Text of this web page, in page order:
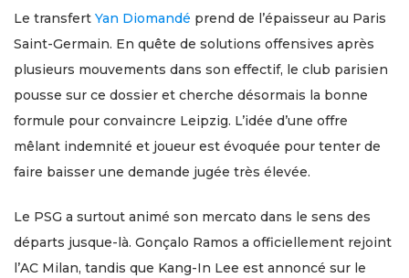
Le transfert Yan Diomandé prend de l’épaisseur au Paris
Saint-Germain. En quête de solutions offensives après
plusieurs mouvements dans son effectif, le club parisien
pousse sur ce dossier et cherche désormais la bonne
formule pour convaincre Leipzig. L’idée d’une offre
mêlant indemnité et joueur est évoquée pour tenter de
faire baisser une demande jugée très élevée.
Le PSG a surtout animé son mercato dans le sens des
départs jusque-là. Gonçalo Ramos a officiellement rejoint
l’AC Milan, tandis que Kang-In Lee est annoncé sur le